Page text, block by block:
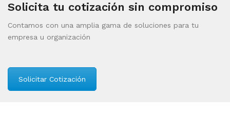
Solicita tu cotización sin compromiso
Contamos con una amplia gama de soluciones para tu
empresa u organización
Solicitar Cotización